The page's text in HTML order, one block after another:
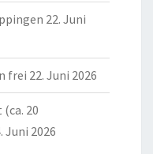
22. Juni
frei 22. Juni 2026
20
Juni 2026